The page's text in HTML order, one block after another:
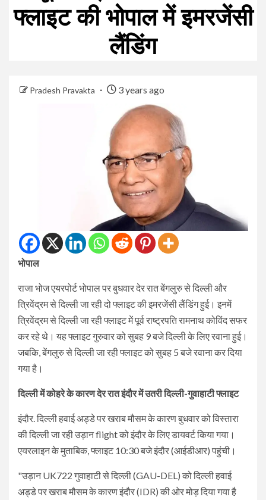
फ्लाइट की भोपाल में इमरजेंसी
लैंडिंग
Pradesh Pravakta 3 years ago
भोपाल
राजा भोज एयरपोर्ट भोपाल पर बुधवार देर रात बेंगलुरु से दिल्ली और
त्रिवेंद्रम से दिल्ली जा रही दो फ्लाइट की इमरजेंसी लैंडिंग हुई। इनमें
त्रिवेंद्रम से दिल्ली जा रही फ्लाइट में पूर्व राष्ट्रपति रामनाथ कोविंद सफर
कर रहे थे। यह फ्लाइट गुरुवार को सुबह 9 बजे दिल्ली के लिए रवाना हुई।
जबकि, बेंगलुरु से दिल्ली जा रही फ्लाइट को सुबह 5 बजे रवाना कर दिया
गया है।
दिल्ली में कोहरे के कारण देर रात इंदौर में उतरी दिल्ली-गुवाहाटी फ्लाइट
इंदौर. दिल्ली हवाई अड्डे पर खराब मौसम के कारण बुधवार को विस्तारा
की दिल्ली जा रही उड़ान flight को इंदौर के लिए डायवर्ट किया गया।
एयरलाइन के मुताबिक, फ्लाइट 10:30 बजे इंदौर (आईडीआर) पहुंची।
"उड़ान UK722 गुवाहाटी से दिल्ली (GAU-DEL) को दिल्ली हवाई
अड्डे पर खराब मौसम के कारण इंदौर (IDR) की ओर मोड़ दिया गया है